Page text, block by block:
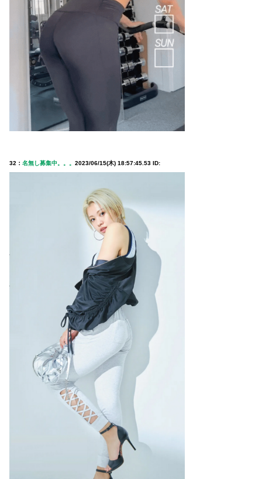
32： 名無し募集中。。。 2023/06/15(木) 18:57:45.53 ID: